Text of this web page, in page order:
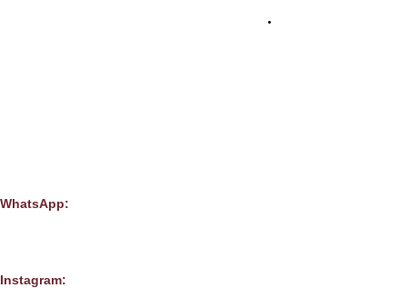
.
WhatsApp:
Instagram: